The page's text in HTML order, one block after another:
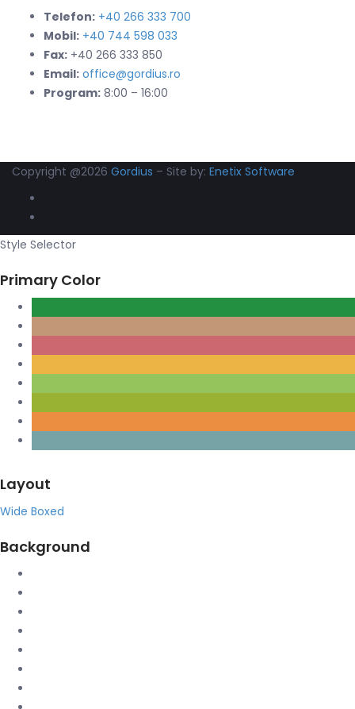
Telefon: +40 266 333 700
Mobil: +40 744 598 033
Fax: +40 266 333 850
Email: office@gordius.ro
Program: 8:00 – 16:00
Copyright @2026 Gordius – Site by: Enetix Software
Style Selector
Primary Color
Layout
Wide Boxed
Background